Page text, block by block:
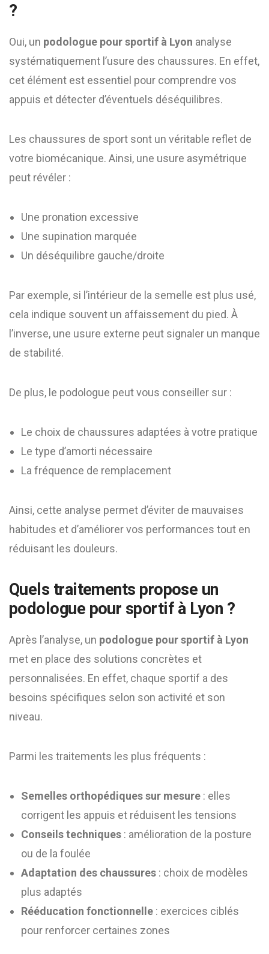
?
Oui, un podologue pour sportif à Lyon analyse
systématiquement l’usure des chaussures. En effet,
cet élément est essentiel pour comprendre vos
appuis et détecter d’éventuels déséquilibres.
Les chaussures de sport sont un véritable reflet de
votre biomécanique. Ainsi, une usure asymétrique
peut révéler :
Une pronation excessive
Une supination marquée
Un déséquilibre gauche/droite
Par exemple, si l’intérieur de la semelle est plus usé,
cela indique souvent un affaissement du pied. À
l’inverse, une usure externe peut signaler un manque
de stabilité.
De plus, le podologue peut vous conseiller sur :
Le choix de chaussures adaptées à votre pratique
Le type d’amorti nécessaire
La fréquence de remplacement
Ainsi, cette analyse permet d’éviter de mauvaises
habitudes et d’améliorer vos performances tout en
réduisant les douleurs.
Quels traitements propose un
podologue pour sportif à Lyon ?
Après l’analyse, un podologue pour sportif à Lyon
met en place des solutions concrètes et
personnalisées. En effet, chaque sportif a des
besoins spécifiques selon son activité et son
niveau.
Parmi les traitements les plus fréquents :
Semelles orthopédiques sur mesure : elles
corrigent les appuis et réduisent les tensions
Conseils techniques : amélioration de la posture
ou de la foulée
Adaptation des chaussures : choix de modèles
plus adaptés
Rééducation fonctionnelle : exercices ciblés
pour renforcer certaines zones